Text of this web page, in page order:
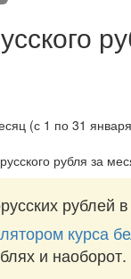
рубля за
рублей
курса
и наоборот.